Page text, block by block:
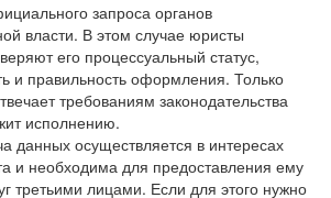
запроса органов
власти. В этом случае юристы
его процессуальный статус,
и правильность оформления. Только
требованиям законодательства
исполнению.
данных осуществляется в интересах
и необходима для предоставления ему
третьими лицами. Если для этого нужно